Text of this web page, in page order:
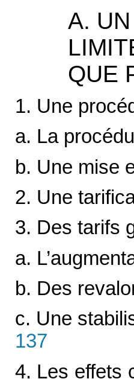
A.
QUE
1. Une
a. La
b. Une mise
2. Une
3. Des tarifs
a.
b. Des
c. Une
137
4. Les effets